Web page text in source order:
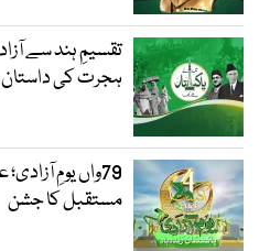
تقسیمِ ہند سے
ہجرت کی داستان
79واں یومِ
مستقبل کا جشن